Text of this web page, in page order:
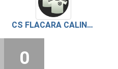
CS FLACARA CALINESTI
0